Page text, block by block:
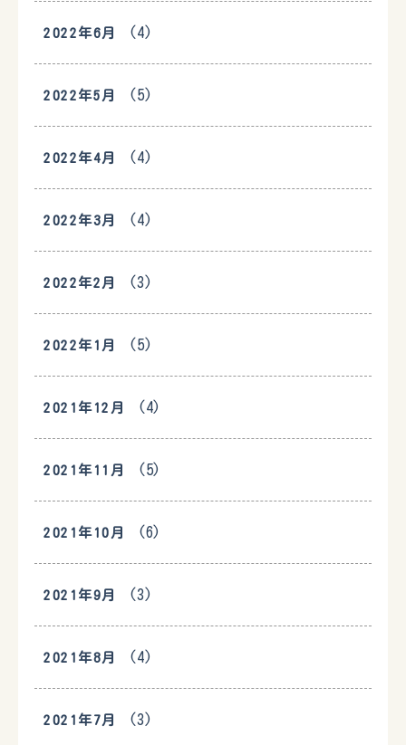
2022年6月 (4)
2022年5月 (5)
2022年4月 (4)
2022年3月 (4)
2022年2月 (3)
2022年1月 (5)
2021年12月 (4)
2021年11月 (5)
2021年10月 (6)
2021年9月 (3)
2021年8月 (4)
2021年7月 (3)